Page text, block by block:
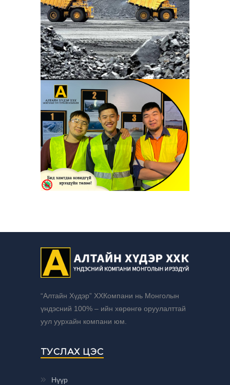
“Алтайн Хүдэр” ХХКомпани нь Монголын
үндэсний 100% – ийн хөрөнгө оруулалттай
уул уурхайн компани юм.
ТУСЛАХ ЦЭС
Нүүр